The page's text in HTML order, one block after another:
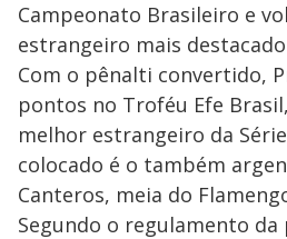
Campeonato Brasileiro e
estrangeiro mais
Com o pênalti convertido,
pontos no Troféu Efe
melhor estrangeiro da
colocado é o também
Canteros, meia do
Segundo o regulamento da